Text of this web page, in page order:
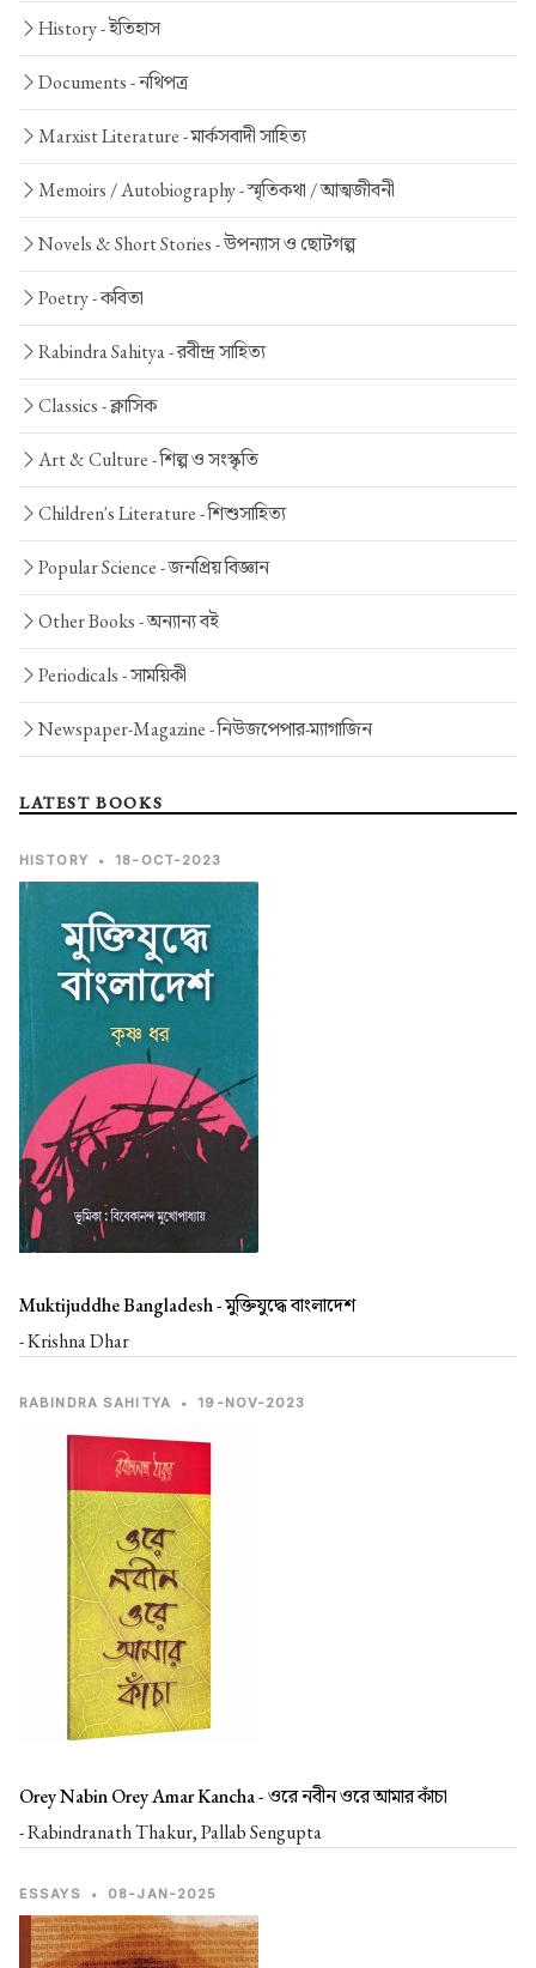
History -ইতিহাস
Documents -নথিপত্র
Marxist Literature -মার্কসবাদী সাহিত্য
Memoirs / Autobiography -স্মৃতিকথা / আত্মজীবনী
Novels & Short Stories -উপন্যাস ও ছোটগল্প
Poetry -কবিতা
Rabindra Sahitya -রবীন্দ্র সাহিত্য
Classics -ক্লাসিক
Art & Culture -শিল্প ও সংস্কৃতি
Children's Literature -শিশুসাহিত্য
Popular Science -জনপ্রিয় বিজ্ঞান
Other Books -অন্যান্য বই
Periodicals -সাময়িকী
Newspaper-Magazine -নিউজপেপার-ম্যাগাজিন
LATEST BOOKS
HISTORY • 18-OCT-2023
Muktijuddhe Bangladesh -মুক্তিযুদ্ধে বাংলাদেশ
- Krishna Dhar
RABINDRA SAHITYA • 19-NOV-2023
Orey Nabin Orey Amar Kancha -ওরে নবীন ওরে আমার কাঁচা
- Rabindranath Thakur, Pallab Sengupta
ESSAYS • 08-JAN-2025